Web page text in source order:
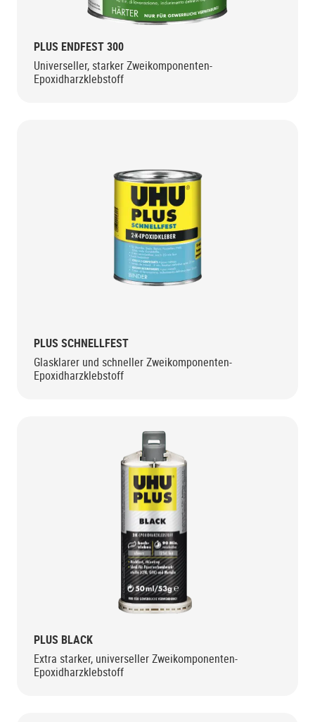
PLUS ENDFEST 300
Universeller, starker Zweikomponenten-
Epoxidharzklebstoff
PLUS SCHNELLFEST
Glasklarer und schneller Zweikomponenten-
Epoxidharzklebstoff
PLUS BLACK
Extra starker, universeller Zweikomponenten-
Epoxidharzklebstoff